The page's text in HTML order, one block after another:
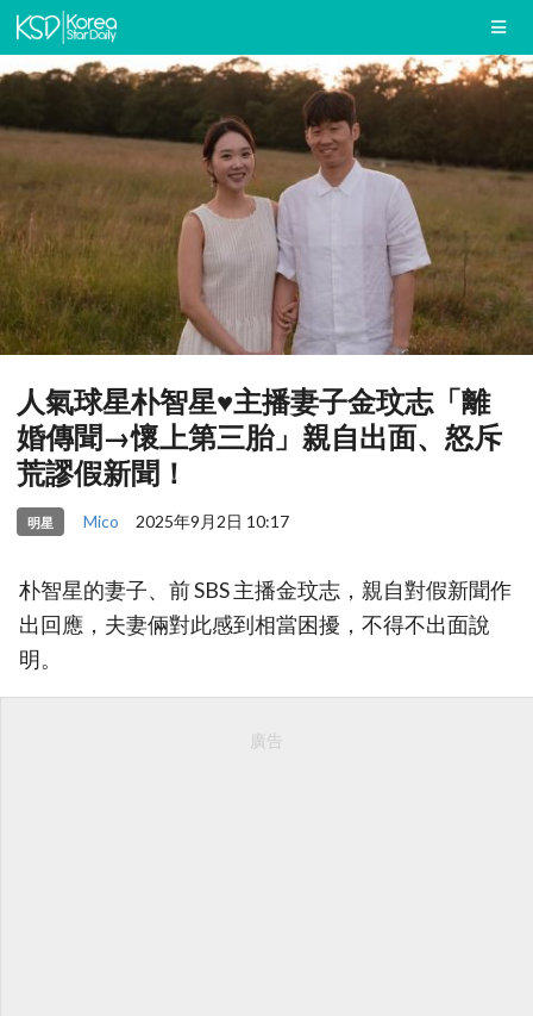
人氣球星朴智星♥主播妻子金玟志「離
婚傳聞→懷上第三胎」親自出面、怒斥
荒謬假新聞！
明星 Mico 2025年9月2日 10:17
朴智星的妻子、前 SBS 主播金玟志，親自對假新聞作
出回應，夫妻倆對此感到相當困擾，不得不出面說
明。
廣告